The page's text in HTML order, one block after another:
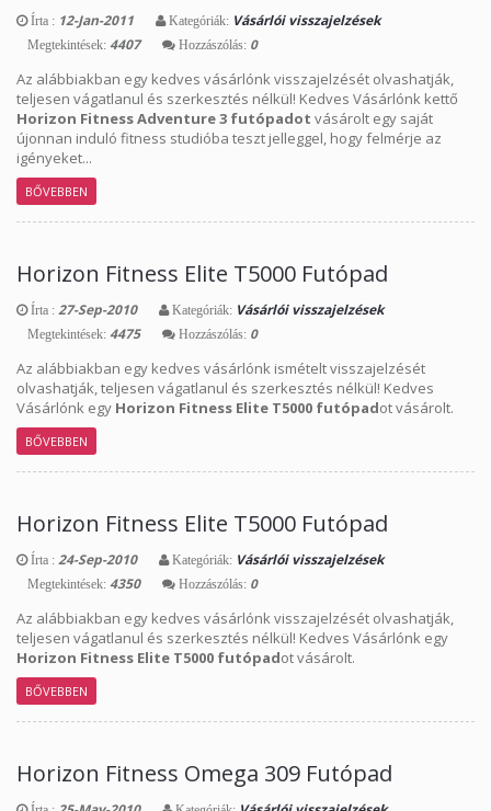
Írta : 12-Jan-2011 Kategóriák: Vásárlói visszajelzések
Megtekintések: 4407 Hozzászólás: 0
Az alábbiakban egy kedves vásárlónk visszajelzését olvashatják,
teljesen vágatlanul és szerkesztés nélkül! Kedves Vásárlónk kettő
Horizon Fitness Adventure 3 futópadot vásárolt egy saját
újonnan induló fitness studióba teszt jelleggel, hogy felmérje az
igényeket...
BŐVEBBEN
Horizon Fitness Elite T5000 Futópad
Írta : 27-Sep-2010 Kategóriák: Vásárlói visszajelzések
Megtekintések: 4475 Hozzászólás: 0
Az alábbiakban egy kedves vásárlónk ismételt visszajelzését
olvashatják, teljesen vágatlanul és szerkesztés nélkül! Kedves
Vásárlónk egy Horizon Fitness Elite T5000 futópadot vásárolt.
BŐVEBBEN
Horizon Fitness Elite T5000 Futópad
Írta : 24-Sep-2010 Kategóriák: Vásárlói visszajelzések
Megtekintések: 4350 Hozzászólás: 0
Az alábbiakban egy kedves vásárlónk visszajelzését olvashatják,
teljesen vágatlanul és szerkesztés nélkül! Kedves Vásárlónk egy
Horizon Fitness Elite T5000 futópadot vásárolt.
BŐVEBBEN
Horizon Fitness Omega 309 Futópad